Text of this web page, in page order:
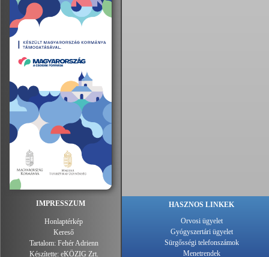
IMPRESSZUM
Honlaptérkép
Kereső
Tartalom: Fehér Adrienn
Készítette: eKÖZIG Zrt.
HASZNOS LINKEK
Orvosi ügyelet
Gyógyszertári ügyelet
Sürgősségi telefonszámok
Menetrendek